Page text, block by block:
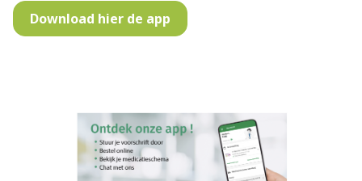
Download hier de app